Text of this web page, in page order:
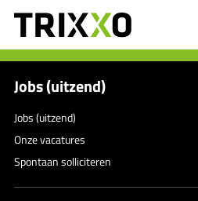
Jobs (uitzend)
Jobs (uitzend)
Onze vacatures
Spontaan solliciteren